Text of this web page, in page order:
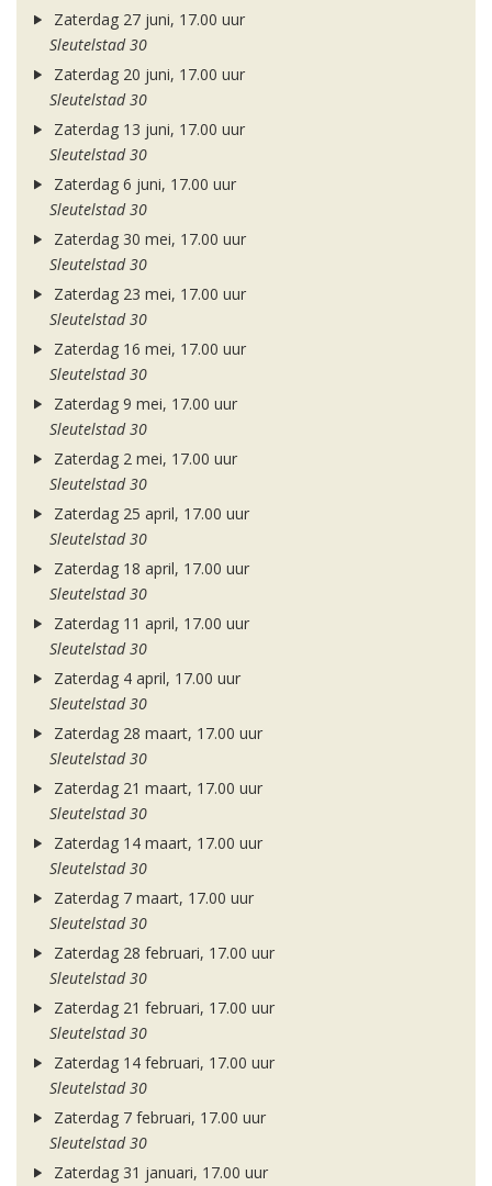
Zaterdag 27 juni, 17.00 uur
Sleutelstad 30
Zaterdag 20 juni, 17.00 uur
Sleutelstad 30
Zaterdag 13 juni, 17.00 uur
Sleutelstad 30
Zaterdag 6 juni, 17.00 uur
Sleutelstad 30
Zaterdag 30 mei, 17.00 uur
Sleutelstad 30
Zaterdag 23 mei, 17.00 uur
Sleutelstad 30
Zaterdag 16 mei, 17.00 uur
Sleutelstad 30
Zaterdag 9 mei, 17.00 uur
Sleutelstad 30
Zaterdag 2 mei, 17.00 uur
Sleutelstad 30
Zaterdag 25 april, 17.00 uur
Sleutelstad 30
Zaterdag 18 april, 17.00 uur
Sleutelstad 30
Zaterdag 11 april, 17.00 uur
Sleutelstad 30
Zaterdag 4 april, 17.00 uur
Sleutelstad 30
Zaterdag 28 maart, 17.00 uur
Sleutelstad 30
Zaterdag 21 maart, 17.00 uur
Sleutelstad 30
Zaterdag 14 maart, 17.00 uur
Sleutelstad 30
Zaterdag 7 maart, 17.00 uur
Sleutelstad 30
Zaterdag 28 februari, 17.00 uur
Sleutelstad 30
Zaterdag 21 februari, 17.00 uur
Sleutelstad 30
Zaterdag 14 februari, 17.00 uur
Sleutelstad 30
Zaterdag 7 februari, 17.00 uur
Sleutelstad 30
Zaterdag 31 januari, 17.00 uur